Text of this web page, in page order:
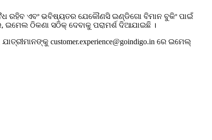
ରହିବ ଏବଂ ଭବିଷ୍ୟତର ଯେକୌଣସି ଇଣ୍ଡିଗୋ ବିମାନ ବୁକିଂ ପାଇଁ
ଠିକଣା ସଠିକ୍ ଦେବାକୁ ପରାମର୍ଶ ଦିଆଯାଇଛି ।
customer.experience@goindigo.in ରେ ଇମେଲ୍